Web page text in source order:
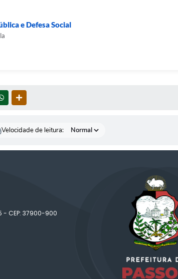
e Defesa Social
WHATSAPP
Velocidade de leitura:
- CEP: 37900-900